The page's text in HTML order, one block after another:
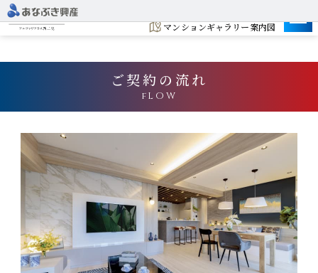
マンションギャラリー案内図
ご契約の流れ
fLOW